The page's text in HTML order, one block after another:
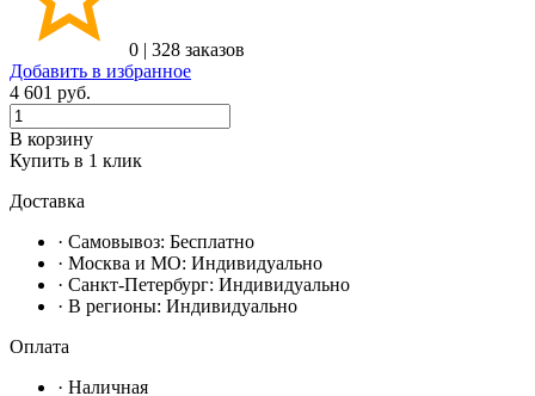
0 | 328 заказов
Добавить в избранное
4 601 руб.
В корзину
Купить в 1 клик
Доставка
· Самовывоз: Бесплатно
· Москвa и МО: Индивидуально
· Санкт-Петербург: Индивидуально
· В регионы: Индивидуально
Оплата
· Наличная